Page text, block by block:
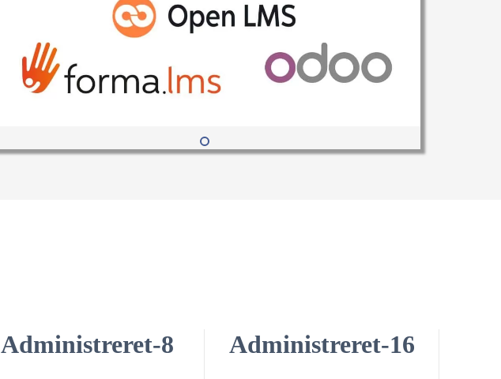
Administreret-8 Administreret-16